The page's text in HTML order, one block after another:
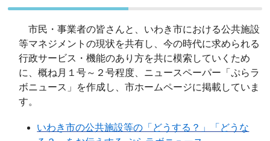
市民・事業者の皆さんと、いわき市における公共施設
等マネジメントの現状を共有し、今の時代に求められる
行政サービス・機能のあり方を共に模索していくため
に、概ね月１号～２号程度、ニュースペーパー「ぷらラ
ボニュース」を作成し、市ホームページに掲載していま
す。
いわき市の公共施設等の「どうする？」「どうな